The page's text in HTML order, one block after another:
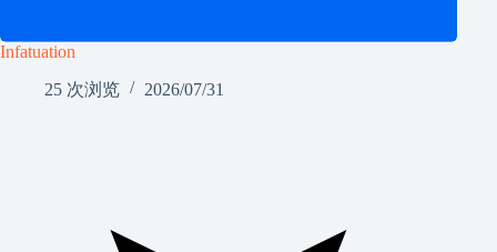
Infatuation
25 次浏览
2026/07/31